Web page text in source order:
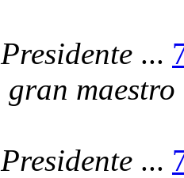
Presidente ...
gran
Presidente ...